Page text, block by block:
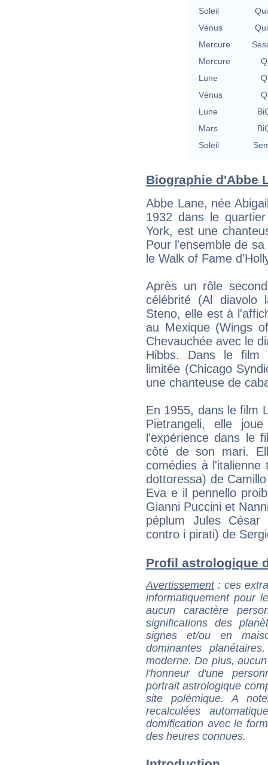
Soleil
Vénus
Mercure
Mercure
Lune
Vénus
Lune
Mars
Soleil
Biographie d'Abbe
Abbe Lane, née
1932 dans le
York, est une
Pour l'ensemble de
le Walk of Fame
Après un rôle
célébrité (Al diavolo
Steno, elle est à
au Mexique (Wings
Chevauchée avec le
Hibbs. Dans le film
limitée (Chicago
une chanteuse de
En 1955, dans le film
Pietrangeli, elle
l'expérience dans le
côté de son mari.
comédies à l'italienne
dottoressa) de
Eva e il pennello
Gianni Puccini et
péplum Jules
contro i pirati) de
Profil astrologique
Avertissement: ces
informatiquement pour
aucun caractère
significations des
signes et/ou en
dominantes
moderne. De plus,
l'honneur d'une
portrait astrologique
site polémique. A
recalculées
domification avec le
des heures connues.